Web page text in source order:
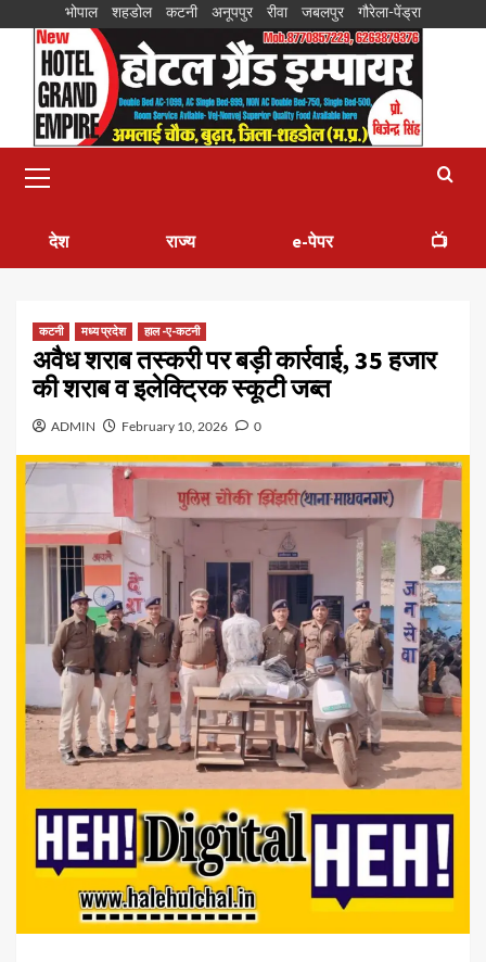
भोपाल शहडोल कटनी अनूपपुर रीवा जबलपुर गौरेला-पेंड्रा
देश राज्य e-पेपर 📺
कटनी मध्य प्रदेश हाल -ए-कटनी
अवैध शराब तस्करी पर बड़ी कार्रवाई, 35 हजार
की शराब व इलेक्ट्रिक स्कूटी जब्त
ADMIN February 10, 2026 0